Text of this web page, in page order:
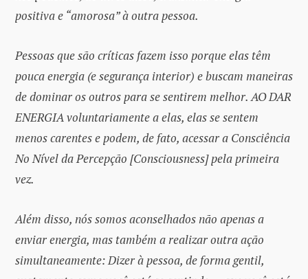
positiva e “amorosa” à outra pessoa.
Pessoas que são críticas fazem isso porque elas têm
pouca energia (e segurança interior) e buscam maneiras
de dominar os outros para se sentirem melhor. AO DAR
ENERGIA voluntariamente a elas, elas se sentem
menos carentes e podem, de fato, acessar a Consciência
No Nível da Percepção [Consciousness] pela primeira
vez.
Além disso, nós somos aconselhados não apenas a
enviar energia, mas também a realizar outra ação
simultaneamente: Dizer à pessoa, de forma gentil,